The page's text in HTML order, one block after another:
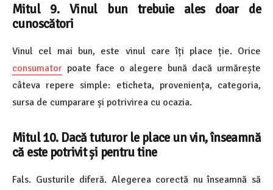
Mitul 9. Vinul bun trebuie ales doar de
cunoscători
Vinul cel mai bun, este vinul care îți place ție. Orice
consumator poate face o alegere bună dacă urmărește
câteva repere simple: eticheta, proveniența, categoria,
sursa de cumparare și potrivirea cu ocazia.
Mitul 10. Dacă tuturor le place un vin, înseamnă
că este potrivit și pentru tine
Fals. Gusturile diferă. Alegerea corectă nu înseamnă să